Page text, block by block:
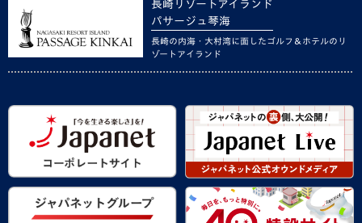
長崎リゾートアイランド
パサージュ琴海
長崎の内海・大村湾に面したゴルフ＆ホテルのリ
ゾートアイランド